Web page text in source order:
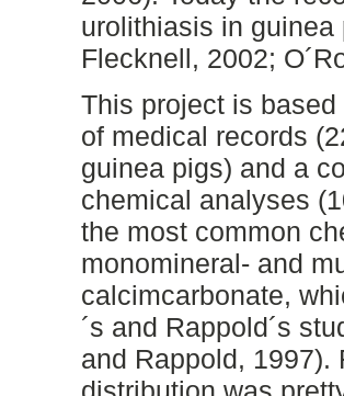
urolithiasis in
Flecknell, 2002;
This project is
of medical records
guinea pigs) and a
chemical analyses
the most common
monomineral- and
calcimcarbonate,
´s and Rappold´s
and Rappold, 1997).